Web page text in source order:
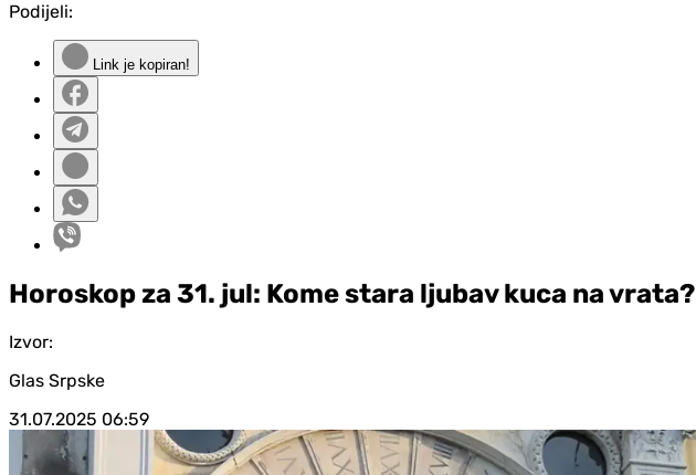
Podijeli:
Link je kopiran!
Horoskop za 31. jul: Kome stara ljubav kuca na vrata?
Izvor:
Glas Srpske
31.07.2025 06:59